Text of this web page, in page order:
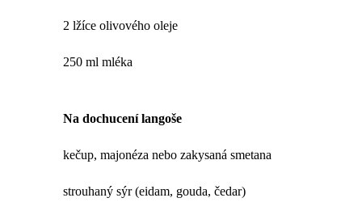
2 lžíce olivového oleje
250 ml mléka
Na dochucení langoše
kečup, majonéza nebo zakysaná smetana
strouhaný sýr (eidam, gouda, čedar)